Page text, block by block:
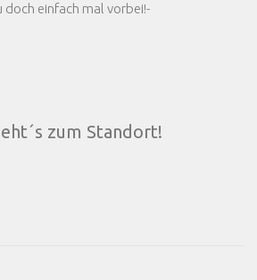
doch einfach mal vorbei!-
zum Standort!